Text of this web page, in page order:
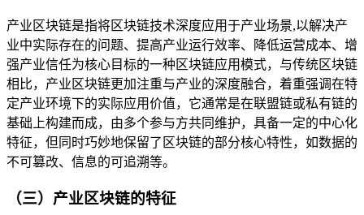
产业区块链是指将区块链技术深度应用于产业场景,以解决产
业中实际存在的问题、提高产业运行效率、降低运营成本、增
强产业信任为核心目标的一种区块链应用模式，与传统区块链
相比，产业区块链更加注重与产业的深度融合，着重强调在特
定产业环境下的实际应用价值，它通常是在联盟链或私有链的
基础上构建而成，由多个参与方共同维护，具备一定的中心化
特征，但同时巧妙地保留了区块链的部分核心特性，如数据的
不可篡改、信息的可追溯等。
（三）产业区块链的特征